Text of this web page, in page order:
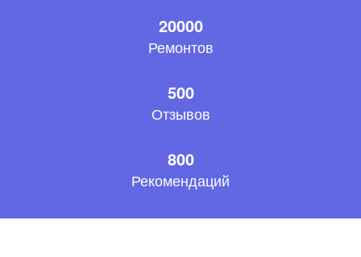
20000
Ремонтов
500
Отзывов
800
Рекомендаций